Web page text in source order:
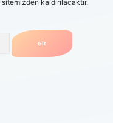
kaldırılacaktır.